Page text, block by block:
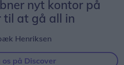
nyt kontor på
til at gå all in
Henriksen
os på Discover